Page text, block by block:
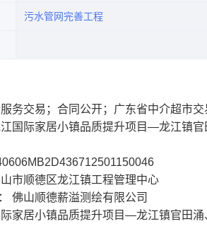
污水管网完善工程
务交易；合同公开；广东省中介超市交
国际家居小镇品质提升项目—龙江镇
市顺德区龙江镇工程管理中心
佛山顺德薪溢测绘有限公司
家居小镇品质提升项目—龙江镇官田